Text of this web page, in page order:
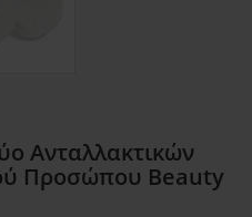
Ανταλλακτικών
Προσώπου Beauty